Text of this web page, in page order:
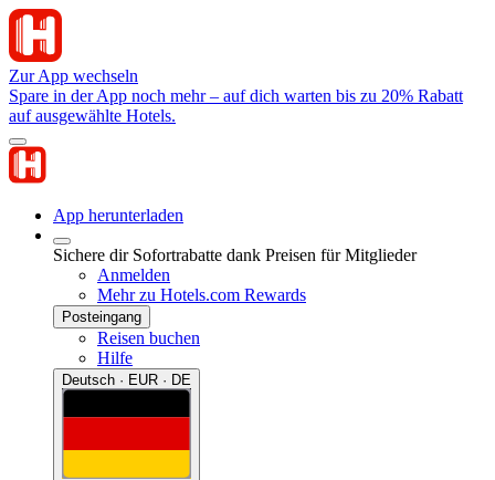
Zur App wechseln
Spare in der App noch mehr – auf dich warten bis zu 20% Rabatt
auf ausgewählte Hotels.
App herunterladen
Sichere dir Sofortrabatte dank Preisen für Mitglieder
Anmelden
Mehr zu Hotels.com Rewards
Posteingang
Reisen buchen
Hilfe
Deutsch · EUR · DE